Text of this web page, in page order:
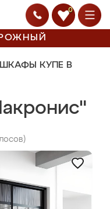
0
ШКАФЫ КУПЕ В